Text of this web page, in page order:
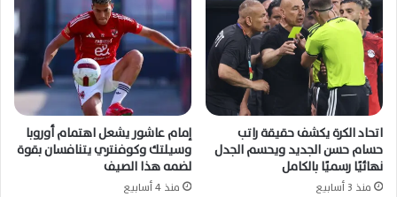
اتحاد الكرة يكشف حقيقة راتب
حسام حسن الجديد ويحسم الجدل
نهائيًا رسميًا بالكامل
منذ 3 أسابيع
إمام عاشور يشعل اهتمام أوروبا
وسيلتك وكوفنتري يتنافسان بقوة
لضمه هذا الصيف
منذ 4 أسابيع